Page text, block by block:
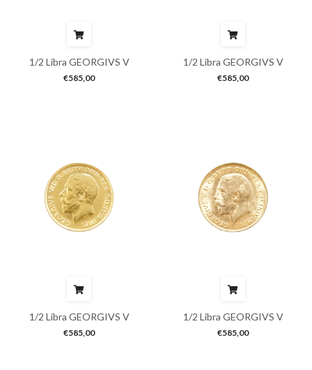
1/2 Libra GEORGIVS V
€585,00
1/2 Libra GEORGIVS V
€585,00
1/2 Libra GEORGIVS V
€585,00
1/2 Libra GEORGIVS V
€585,00